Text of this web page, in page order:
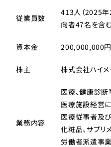
従業員数
413人（2025
向者47名を含
資本金 200,000,000円
株主 株式会社ハイメ
業務内容
医療、健康診断
医療施設経営
医療従事者及
化粧品、サプリ
労働者派遣事